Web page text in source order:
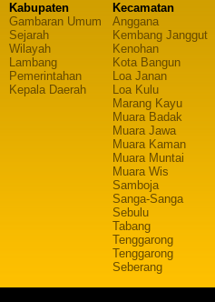
Kabupaten
Gambaran Umum
Sejarah
Wilayah
Lambang
Pemerintahan
Kepala Daerah
Kecamatan
Anggana
Kembang Janggut
Kenohan
Kota Bangun
Loa Janan
Loa Kulu
Marang Kayu
Muara Badak
Muara Jawa
Muara Kaman
Muara Muntai
Muara Wis
Samboja
Sanga-Sanga
Sebulu
Tabang
Tenggarong
Tenggarong
Seberang